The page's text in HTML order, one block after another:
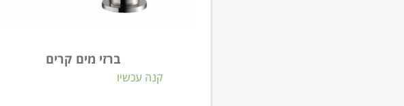
ברזי מים קרים
קנה עכשיו